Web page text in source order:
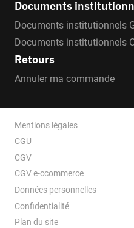
Documents
Documents institutionnels
Documents institutionnels
Retours
Annuler ma commande
Mentions légales
CGU
CGV
CGV e-ccommerce
Données personnelles
Confidentialité
Plan du site